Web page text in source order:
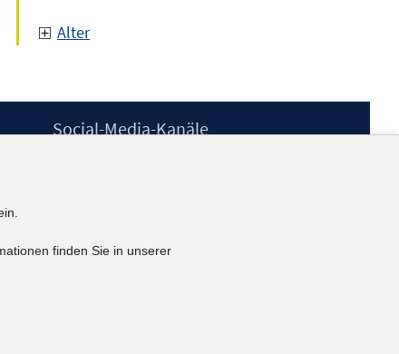
Alter
Social-Media-Kanäle
kununu
finden Sie in unserer